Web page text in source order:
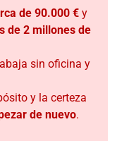
de 90.000 € y
de 2 millones de
sin oficina y
y la certeza
de nuevo.